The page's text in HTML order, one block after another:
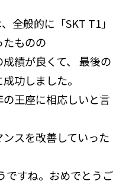
全般的に「SKT T1」
たものの
績が良くて、 最後の
功しました。
王座に相応しいと言
スを改善していった
ですね。おめでとうご